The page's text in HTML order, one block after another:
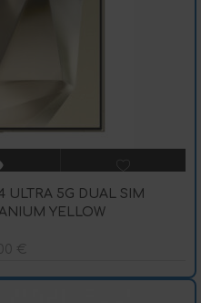
ULTRA 5G DUAL SIM
YELLOW
€